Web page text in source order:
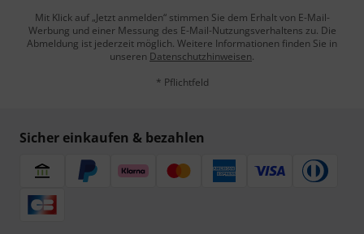
Mit Klick auf „Jetzt anmelden“ stimmen Sie dem Erhalt von E-Mail-
Werbung und einer Messung des E-Mail-Nutzungsverhaltens zu. Die
Abmeldung ist jederzeit möglich. Weitere Informationen finden Sie in
unseren Datenschutzhinweisen.
* Pflichtfeld
Sicher einkaufen & bezahlen